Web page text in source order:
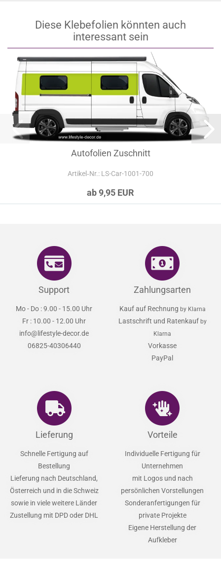
Diese Klebefolien könnten auch
interessant sein
Autofolien Zuschnitt
Artikel‑Nr.: LS-Car-1001-700
ab 9,95 EUR
Support
Mo - Do : 9.00 - 15.00 Uhr
Fr : 10.00 - 12.00 Uhr
info@lifestyle-decor.de
06825-40306440
Zahlungsarten
Kauf auf Rechnung by Klarna
Lastschrift und Ratenkauf by
Klarna
Vorkasse
PayPal
Lieferung
Schnelle Fertigung auf
Bestellung
Lieferung nach Deutschland,
Österreich und in die Schweiz
sowie in viele weitere Länder
Zustellung mit DPD oder DHL
Vorteile
Individuelle Fertigung für
Unternehmen
mit Logos und nach
persönlichen Vorstellungen
Sonderanfertigungen für
private Projekte
Eigene Herstellung der
Aufkleber